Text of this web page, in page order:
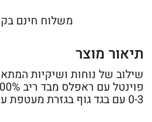
משלוח חינם בקנייה
תיאור מוצר
שילוב של נוחות ושיקיות
0-3 עם בגד גוף בגזרת מעטפת עם שרוול ארוך ורגליות.